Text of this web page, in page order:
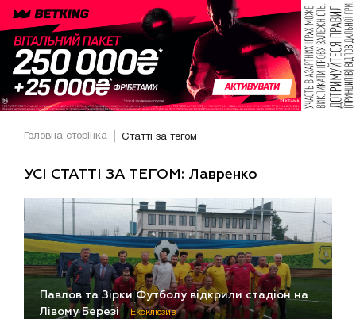
Головна сторінка Статті за тегом
УСІ СТАТТІ ЗА ТЕГОМ: Лавренко
Павлов та Зірки Футболу відкрили стадіон на
Лівому Березі
Ексклюзив